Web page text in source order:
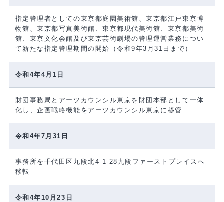
指定管理者としての東京都庭園美術館、東京都江戸東京博
物館、東京都写真美術館、東京都現代美術館、東京都美術
館、東京文化会館及び東京芸術劇場の管理運営業務につい
て新たな指定管理期間の開始（令和9年3月31日まで）
令和4年4月1日
財団事務局とアーツカウンシル東京を財団本部として一体
化し、企画戦略機能をアーツカウンシル東京に移管
令和4年7月31日
事務所を千代田区九段北4-1-28九段ファーストプレイスへ
移転
令和4年10月23日